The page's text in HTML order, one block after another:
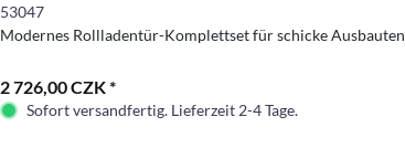
53047
Modernes Rollladentür-Komplettset für schicke Ausbauten
2 726,00 CZK *
Sofort versandfertig. Lieferzeit 2-4 Tage.